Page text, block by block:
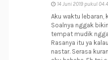
14 Juni 2019 pukul
Aku waktu lebaran,
Soalnya nggak
tempat mudik
Rasanya itu ya
nastar. Serasa